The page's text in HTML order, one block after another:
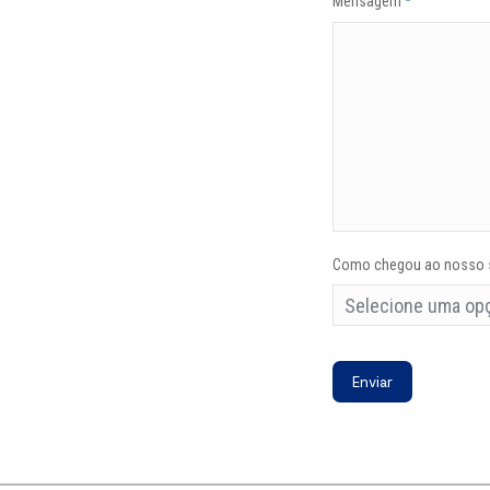
Como chegou ao nosso